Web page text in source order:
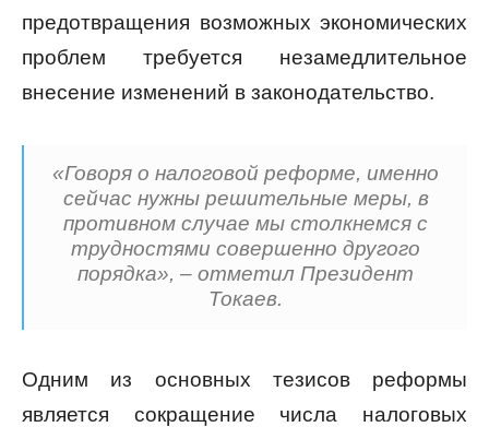
предотвращения возможных экономических
проблем требуется незамедлительное
внесение изменений в законодательство.
«Говоря о налоговой реформе, именно
сейчас нужны решительные меры, в
противном случае мы столкнемся с
трудностями совершенно другого
порядка», – отметил Президент
Токаев.
Одним из основных тезисов реформы
является сокращение числа налоговых